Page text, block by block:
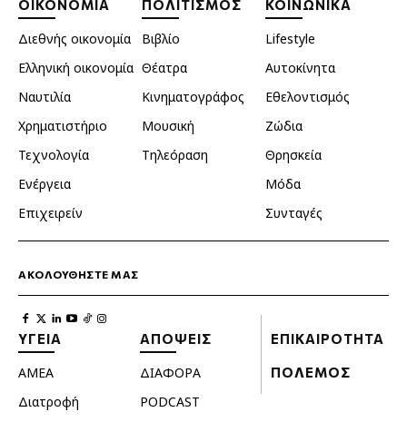
ΟΙΚΟΝΟΜΙΑ
Διεθνής οικονομία
Ελληνική οικονομία
Ναυτιλία
Χρηματιστήριο
Τεχνολογία
Ενέργεια
Επιχειρείν
ΠΟΛΙΤΙΣΜΟΣ
Βιβλίο
Θέατρα
Κινηματογράφος
Μουσική
Τηλεόραση
ΚΟΙΝΩΝΙΚΑ
Lifestyle
Αυτοκίνητα
Εθελοντισμός
Ζώδια
Θρησκεία
Μόδα
Συνταγές
ΑΚΟΛΟΥΘΗΣΤΕ ΜΑΣ
ΥΓΕΙΑ
ΑΜΕΑ
Διατροφή
ΑΠΟΨΕΙΣ
ΔΙΑΦΟΡΑ
PODCAST
ΕΠΙΚΑΙΡΟΤΗΤΑ
ΠΟΛΕΜΟΣ